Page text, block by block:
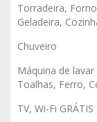
Torradeira,
Geladeira,
Chuveiro
Máquina de
Toalhas, Ferro,
TV, Wi-Fi GRÁTIS